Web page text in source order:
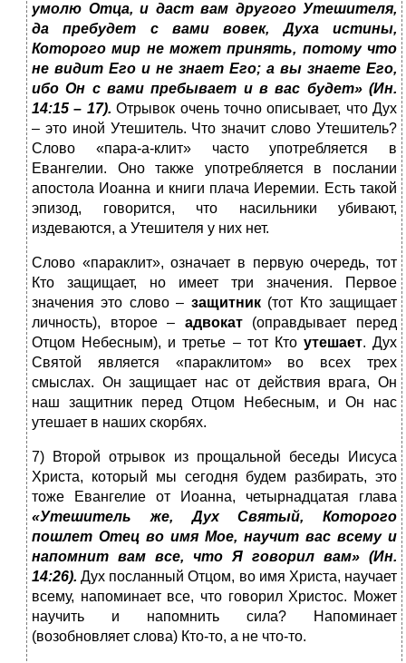
умолю Отца, и даст вам другого Утешителя,
да пребудет с вами вовек, Духа истины,
Которого мир не может принять, потому что
не видит Его и не знает Его; а вы знаете Его,
ибо Он с вами пребывает и в вас будет» (Ин.
14:15 – 17). Отрывок очень точно описывает, что Дух
– это иной Утешитель. Что значит слово Утешитель?
Слово «пара-а-клит» часто употребляется в
Евангелии. Оно также употребляется в послании
апостола Иоанна и книги плача Иеремии. Есть такой
эпизод, говорится, что насильники убивают,
издеваются, а Утешителя у них нет.
Слово «параклит», означает в первую очередь, тот
Кто защищает, но имеет три значения. Первое
значения это слово – защитник(тот Кто защищает
личность), второе – адвокат(оправдывает перед
Отцом Небесным), и третье – тот Кто утешает. Дух
Святой является «параклитом» во всех трех
смыслах. Он защищает нас от действия врага, Он
наш защитник перед Отцом Небесным, и Он нас
утешает в наших скорбях.
7) Второй отрывок из прощальной беседы Иисуса
Христа, который мы сегодня будем разбирать, это
тоже Евангелие от Иоанна, четырнадцатая глава
«Утешитель же, Дух Святый, Которого
пошлет Отец во имя Мое, научит вас всему и
напомнит вам все, что Я говорил вам» (Ин.
14:26).Дух посланный Отцом, во имя Христа, научает
всему, напоминает все, что говорил Христос. Может
научить и напомнить сила? Напоминает
(возобновляет слова) Кто-то, а не что-то.